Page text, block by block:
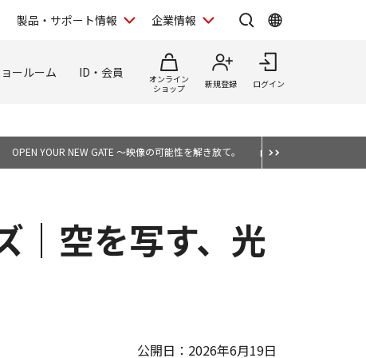
製品・サポート情報 企業情報
ールーム ID・会員
オンライン
ショップ
新規登録 ログイン
OPEN YOUR NEW GATE ～映像の可能性を解き放て。 山崎 友也が選ぶ、表現
空を写す、光
公開日：2026年6月19日